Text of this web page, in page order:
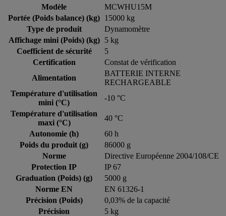
Modèle
MCWHU15M
Portée (Poids balance) (kg) 15000 kg
Type de produit
Dynamomètre
Affichage mini (Poids) (kg)
5 kg
Coefficient de sécurité
5
Certification
Constat de vérification
Alimentation
BATTERIE INTERNE
RECHARGEABLE
Température d'utilisation
mini (°C)
-10 °C
Température d'utilisation
maxi (°C)
40 °C
Autonomie (h)
60 h
Poids du produit (g)
86000 g
Norme
Directive Européenne 2004/108/CE
Protection IP
IP 67
Graduation (Poids) (g)
5000 g
Norme EN
EN 61326-1
Précision (Poids)
0,03% de la capacité
Précision
5 kg